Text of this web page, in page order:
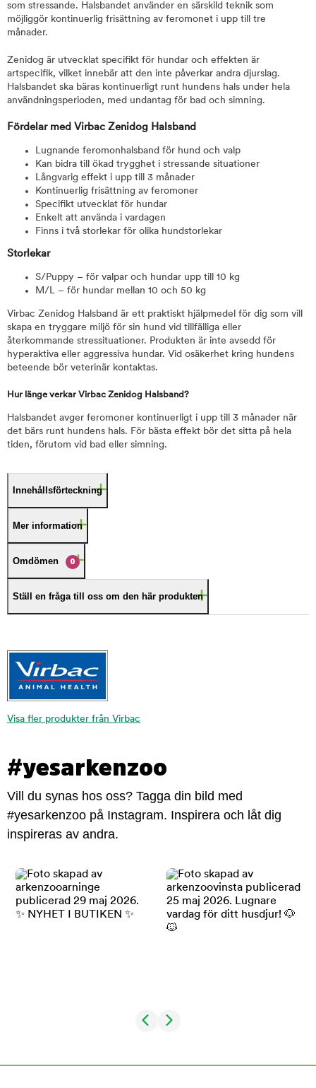
som stressande. Halsbandet använder en särskild teknik som
möjliggör kontinuerlig frisättning av feromonet i upp till tre
månader.
Zenidog är utvecklat specifikt för hundar och effekten är
artspecifik, vilket innebär att den inte påverkar andra djurslag.
Halsbandet ska bäras kontinuerligt runt hundens hals under hela
användningsperioden, med undantag för bad och simning.
Fördelar med Virbac Zenidog Halsband
Lugnande feromonhalsband för hund och valp
Kan bidra till ökad trygghet i stressande situationer
Långvarig effekt i upp till 3 månader
Kontinuerlig frisättning av feromoner
Specifikt utvecklat för hundar
Enkelt att använda i vardagen
Finns i två storlekar för olika hundstorlekar
Storlekar
S/Puppy – för valpar och hundar upp till 10 kg
M/L – för hundar mellan 10 och 50 kg
Virbac Zenidog Halsband är ett praktiskt hjälpmedel för dig som vill
skapa en tryggare miljö för sin hund vid tillfälliga eller
återkommande stressituationer. Produkten är inte avsedd för
hyperaktiva eller aggressiva hundar. Vid osäkerhet kring hundens
beteende bör veterinär kontaktas.
Hur länge verkar Virbac Zenidog Halsband?
Halsbandet avger feromoner kontinuerligt i upp till 3 månader när
det bärs runt hundens hals. För bästa effekt bör det sitta på hela
tiden, förutom vid bad eller simning.
Innehållsförteckning
Mer information
Omdömen 0
Ställ en fråga till oss om den här produkten
Visa fler produkter från Virbac
#yesarkenzoo
Vill du synas hos oss? Tagga din bild med
#yesarkenzoo på Instagram. Inspirera och låt dig
inspireras av andra.